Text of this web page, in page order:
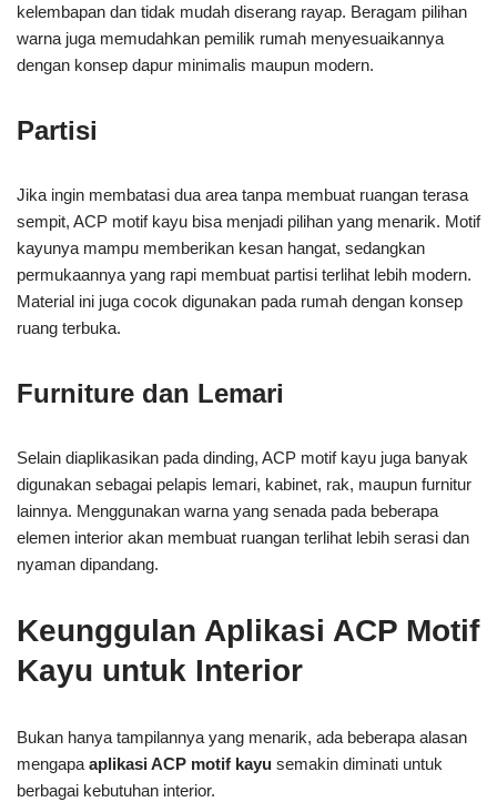
kelembapan dan tidak mudah diserang rayap. Beragam pilihan
warna juga memudahkan pemilik rumah menyesuaikannya
dengan konsep dapur minimalis maupun modern.
Partisi
Jika ingin membatasi dua area tanpa membuat ruangan terasa
sempit, ACP motif kayu bisa menjadi pilihan yang menarik. Motif
kayunya mampu memberikan kesan hangat, sedangkan
permukaannya yang rapi membuat partisi terlihat lebih modern.
Material ini juga cocok digunakan pada rumah dengan konsep
ruang terbuka.
Furniture dan Lemari
Selain diaplikasikan pada dinding, ACP motif kayu juga banyak
digunakan sebagai pelapis lemari, kabinet, rak, maupun furnitur
lainnya. Menggunakan warna yang senada pada beberapa
elemen interior akan membuat ruangan terlihat lebih serasi dan
nyaman dipandang.
Keunggulan Aplikasi ACP Motif
Kayu untuk Interior
Bukan hanya tampilannya yang menarik, ada beberapa alasan
mengapa aplikasi ACP motif kayu semakin diminati untuk
berbagai kebutuhan interior.